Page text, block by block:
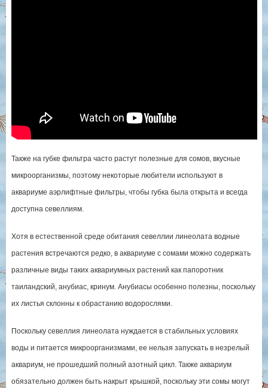
Также на губке фильтра часто растут полезные для сомов, вкусные
микроорганизмы, поэтому некоторые любители используют в
аквариуме аэрлифтные фильтры, чтобы губка была открыта и всегда
доступна севеллиям.
Хотя в естественной среде обитания севеллии линеолата водные
растения встречаются редко, в аквариуме с сомами можно содержать
различные виды таких аквариумных растений как папоротник
таиландский, анубиас, кринум. Анубиасы особенно полезны, поскольку
их листья склонны к обрастанию водорослями.
Поскольку севеллия линеолата нуждается в стабильных условиях
воды и питается микроорганизмами, ее нельзя запускать в незрелый
аквариум, не прошедший полный азотный цикл. Также аквариум
обязательно должен быть накрыт крышкой, поскольку эти сомы могут